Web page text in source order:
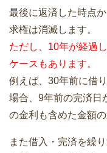
最後に返済した時点
求権は消滅します。
ただし、10年が経過
ケースもあります。
例えば、30年前に借
場合、9年前の完済日
の金利も含めた金額
また借入・完済を繰